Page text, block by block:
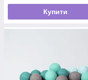
Купити